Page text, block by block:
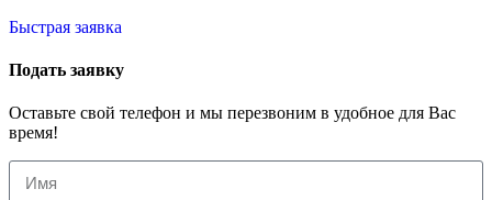
Быстрая заявка
Подать заявку
Оставьте свой телефон и мы перезвоним в удобное для Вас
время!